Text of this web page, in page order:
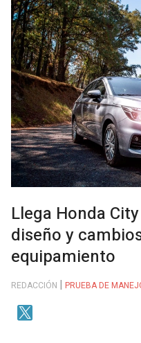
Llega Honda
diseño y
equipamiento
REDACCIÓN PRUEBA DE